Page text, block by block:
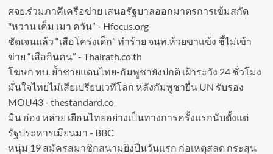
ศจย.ร่วมภาคีเครือข่าย เสนอรัฐบาลออกมาตรการเข้มสกัด
"หวาน เค็ม เมา ควัน” - Hfocus.org
ชัดเจนแล้ว “เสือโคร่งเด็ก” ทำร้าย จนท.ห้วยขาแข้ง ชี้ไม่เข้า
ข่าย “เสือกินคน” - Thairath.co.th
โฆษก ทบ. ย้ำชายแดนไทย-กัมพูชายังปกติ เฝ้าระวัง 24 ชั่วโมง
มั่นใจไทยไม่เสียเปรียบเวทีโลก หลังกัมพูชายื่น UN รับรอง
MOU43 - thestandard.co
มิน อ่อง หล่าย เยือนไทยอย่างเป็นทางการครั้งแรกนับตั้งแต่
รัฐประหารเมียนมา - BBC
หนุ่ม 19 สมัครสมาชิกสนามยิงปืนวันแรก ก่อเหตุสลด กระสุน